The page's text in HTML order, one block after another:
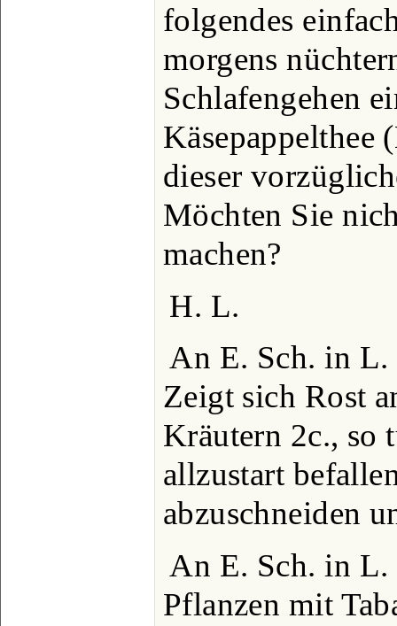
folgendes
morgens
Schlafengehen
dieser
Möchten Sie
machen?
H. L.
An E. Sch. in L.
Zeigt sich Rost
Kräutern 2c., so
allzustart
abzuschneiden
An E. Sch. in L.
Pflanzen mit